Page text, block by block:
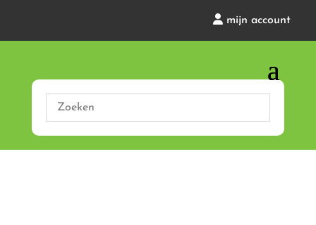
mijn account